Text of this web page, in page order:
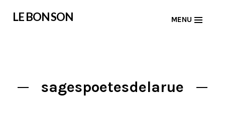
LE BON SON MENU
sagespoetesdelarue